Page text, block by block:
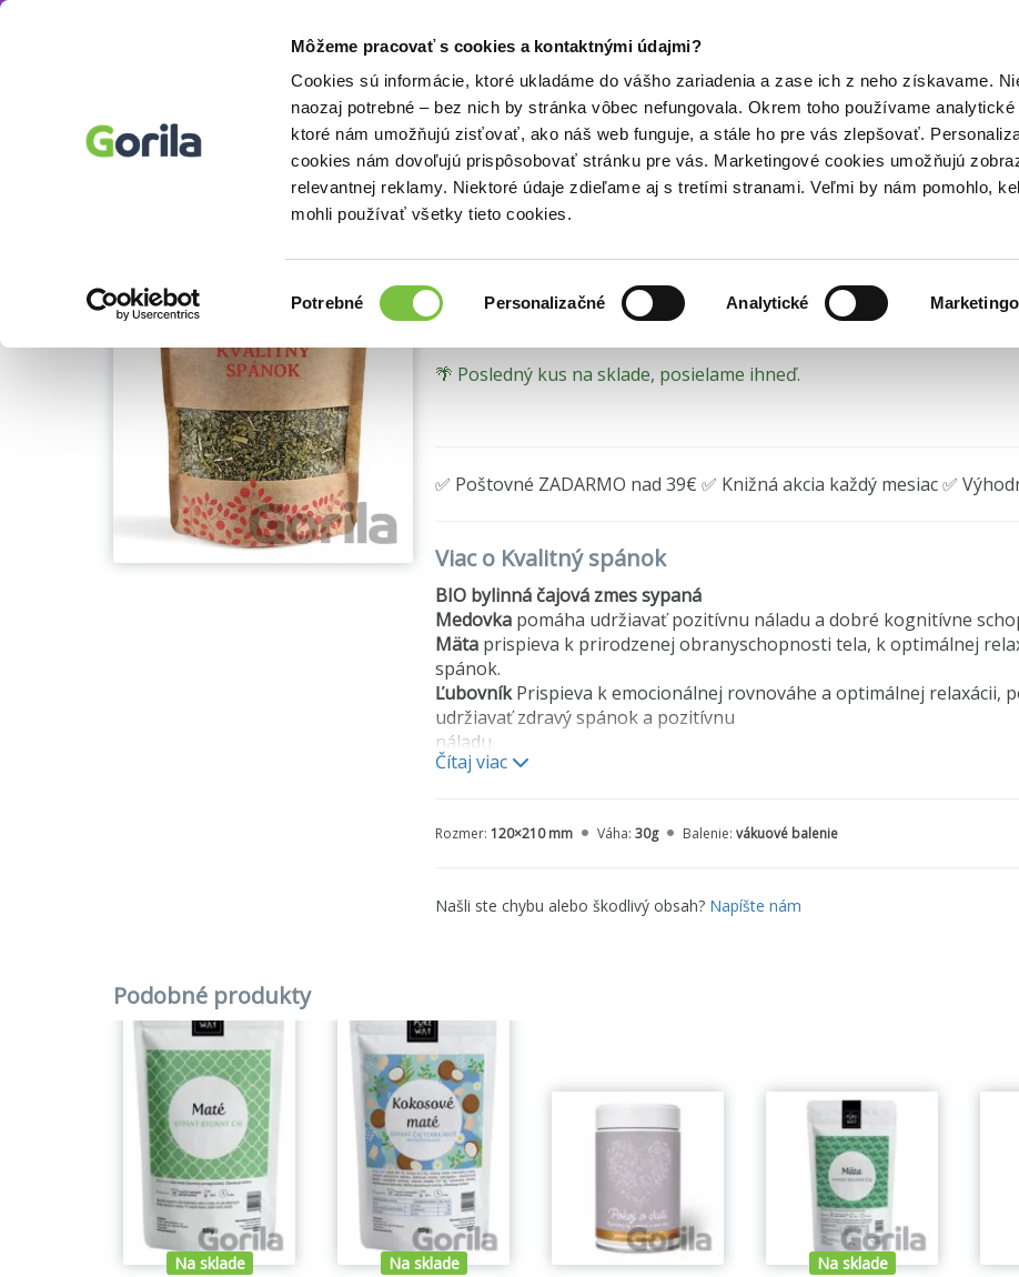
Môžeme pracovať s cookies a kontaktnými údajmi?
Cookies sú informácie, ktoré ukladáme do vášho zariadenia a zase ich z neho získavame.
naozaj potrebné – bez nich by stránka vôbec nefungovala. Okrem toho používame analytické
ktoré nám umožňujú zisťovať, ako náš web funguje, a stále ho pre vás zlepšovať.
cookies nám dovoľujú prispôsobovať stránku pre vás. Marketingové cookies umožňujú
relevantnej reklamy. Niektoré údaje zdieľame aj s tretími stranami. Veľmi by nám pomohlo,
mohli používať všetky tieto cookies.
súhlasu
Potrebné Personalizačné Analytické
Doplnky
Bylinný Sypaný Kvalitný spánok
Kvalitný spánok
30g
🌴 Posledný kus na sklade, posielame ihneď.
✅ Poštovné ZADARMO nad 39€ ✅ Knižná akcia každý mesiac ✅
Viac o Kvalitný spánok
BIO bylinná čajová zmes sypaná
Medovka pomáha udržiavať pozitívnu náladu a dobré kognitívne
Mäta prispieva k prirodzenej obranyschopnosti tela, k optimálnej
spánok.
ĽubovníkPrispieva k emocionálnej rovnováhe a optimálnej relaxácii,
udržiavať zdravý spánok a pozitívnu
náladu.
Levanduľaprispieva k lepšiemu spánku, pomáha podporovať relaxáciu.
kamilkový*, levanduľa úzkolistá*
Čítaj viac
Rozmer: 120×210 mm Váha: 30g Balenie: vákuové balenie
Našli ste chybu alebo škodlivý obsah? Napíšte nám
Podobné produkty
Na sklade Na sklade Na sklade